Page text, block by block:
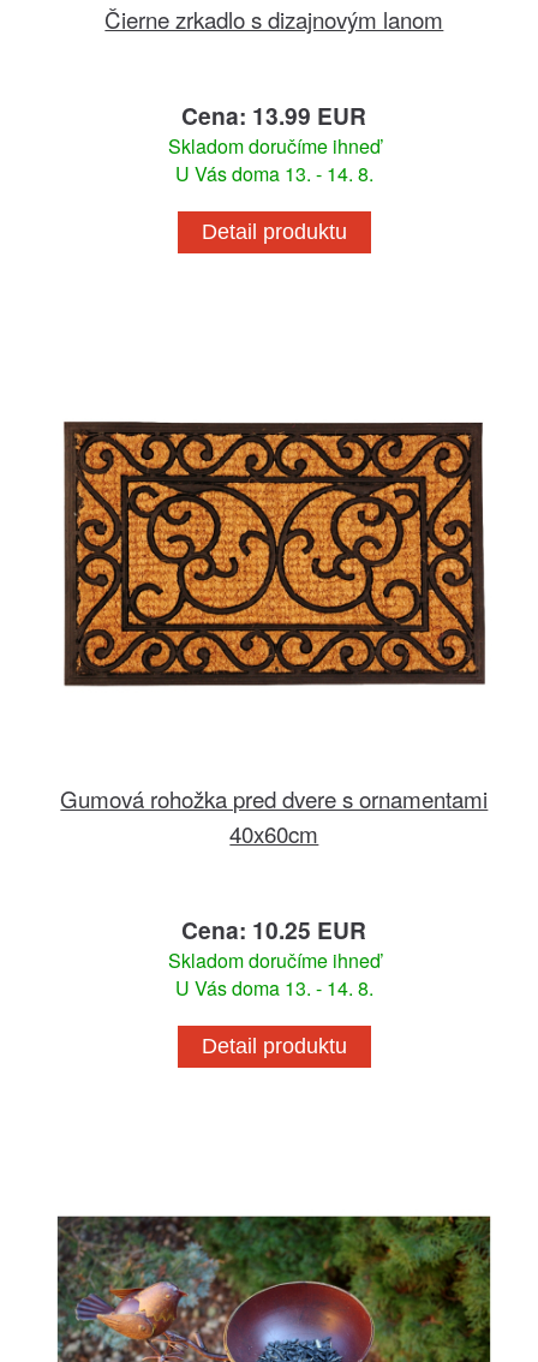
Čierne zrkadlo s dizajnovým lanom
Cena: 13.99 EUR
Skladom doručíme ihneď
U Vás doma 13. - 14. 8.
Detail produktu
Gumová rohožka pred dvere s ornamentami
40x60cm
Cena: 10.25 EUR
Skladom doručíme ihneď
U Vás doma 13. - 14. 8.
Detail produktu